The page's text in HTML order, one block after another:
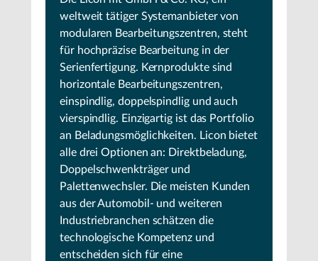
weltweit tätiger Systemanbieter von
modularen Bearbeitungszentren, steht
für hochpräzise Bearbeitung in der
Serienfertigung. Kernprodukte sind
horizontale Bearbeitungszentren,
einspindlig, doppelspindlig und auch
vierspindlig. Einzigartig ist das Portfolio
an Beladungsmöglichkeiten. Licon bietet
alle drei Optionen an: Direktbeladung,
Doppelschwenkträger und
Palettenwechsler. Die meisten Kunden
aus der Automobil- und weiteren
Industriebranchen schätzen die
technologische Kompetenz und
entscheiden sich für eine